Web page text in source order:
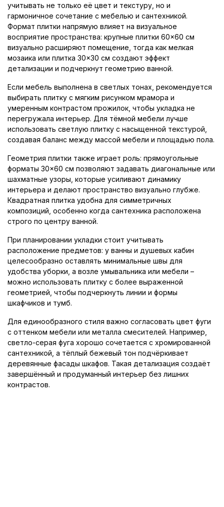
учитывать не только её цвет и текстуру, но и
гармоничное сочетание с мебелью и сантехникой.
Формат плитки напрямую влияет на визуальное
восприятие пространства: крупные плитки 60×60 см
визуально расширяют помещение, тогда как мелкая
мозаика или плитка 30×30 см создают эффект
детализации и подчеркнут геометрию ванной.
Если мебель выполнена в светлых тонах, рекомендуется
выбирать плитку с мягким рисунком мрамора и
умеренным контрастом прожилок, чтобы укладка не
перегружала интерьер. Для тёмной мебели лучше
использовать светлую плитку с насыщенной текстурой,
создавая баланс между массой мебели и площадью пола.
Геометрия плитки также играет роль: прямоугольные
форматы 30×60 см позволяют задавать диагональные или
шахматные узоры, которые усиливают динамику
интерьера и делают пространство визуально глубже.
Квадратная плитка удобна для симметричных
композиций, особенно когда сантехника расположена
строго по центру ванной.
При планировании укладки стоит учитывать
расположение предметов: у ванны и душевых кабин
целесообразно оставлять минимальные швы для
удобства уборки, а возле умывальника или мебели –
можно использовать плитку с более выраженной
геометрией, чтобы подчеркнуть линии и формы
шкафчиков и тумб.
Для единообразного стиля важно согласовать цвет фуги
с оттенком мебели или металла смесителей. Например,
светло-серая фуга хорошо сочетается с хромированной
сантехникой, а тёплый бежевый тон подчёркивает
деревянные фасады шкафов. Такая детализация создаёт
завершённый и продуманный интерьер без лишних
контрастов.